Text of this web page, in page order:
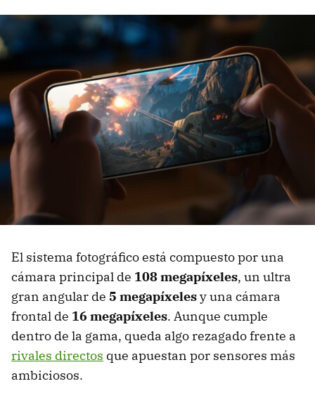
El sistema fotográfico está compuesto por una
cámara principal de 108 megapíxeles, un ultra
gran angular de 5 megapíxelesy una cámara
frontal de 16 megapíxeles. Aunque cumple
dentro de la gama, queda algo rezagado frente a
rivales directos que apuestan por sensores más
ambiciosos.